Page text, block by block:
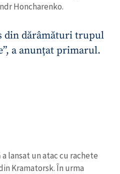
Honcharenko.
din dărâmături trupul
a anunțat primarul.
lansat un atac cu rachete
Kramatorsk. În urma